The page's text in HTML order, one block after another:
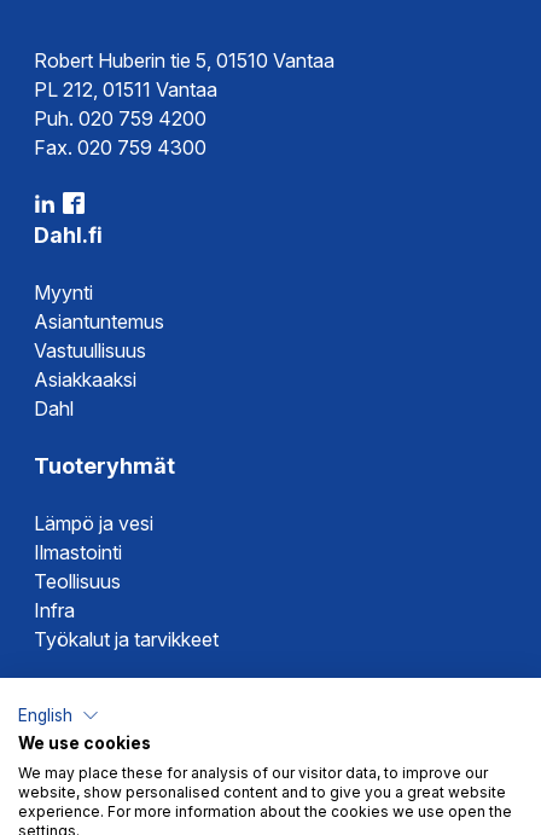
Robert Huberin tie 5, 01510 Vantaa
PL 212, 01511 Vantaa
Puh. 020 759 4200
Fax. 020 759 4300
Dahl.fi
Myynti
Asiantuntemus
Vastuullisuus
Asiakkaaksi
Dahl
Tuoteryhmät
Lämpö ja vesi
Ilmastointi
Teollisuus
Infra
Työkalut ja tarvikkeet
Altech
Alterna
Novipro
English
We use cookies
We may place these for analysis of our visitor data, to improve our
website, show personalised content and to give you a great website
experience. For more information about the cookies we use open the
settings.